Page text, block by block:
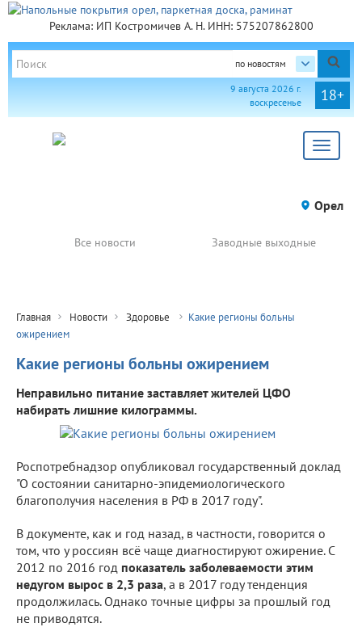
Реклама: ИП Костромичев А. Н. ИНН: 575207862800
по новостям
18+
9 августа 2026 г.
воскресенье
Toggle
Орел
Все новости Заводные выходные
Главная Новости Здоровье
Какие регионы больны
ожирением
Какие регионы больны ожирением
Неправильно питание заставляет жителей ЦФО
набирать лишние килограммы.
Роспотребнадзор опубликовал государственный доклад
"О состоянии санитарно-эпидемиологического
благополучия населения в РФ в 2017 году".
В документе, как и год назад, в частности, говорится о
том, что у россиян всё чаще диагностируют ожирение. С
2012 по 2016 год показатель заболеваемости этим
недугом вырос в 2,3 раза, а в 2017 году тенденция
продолжилась. Однако точные цифры за прошлый год
не приводятся.